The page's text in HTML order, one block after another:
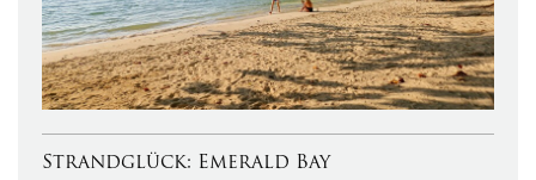
Strandglück: Emerald Bay